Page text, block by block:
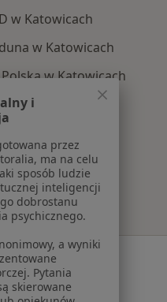
w Katowicach
w Katowicach
w Katowicach
w Katowicach
i
przez
ma na celu
sposób ludzie
inteligencji
dobrostanu
psychicznego.
a wyniki
Pytania
skierowane